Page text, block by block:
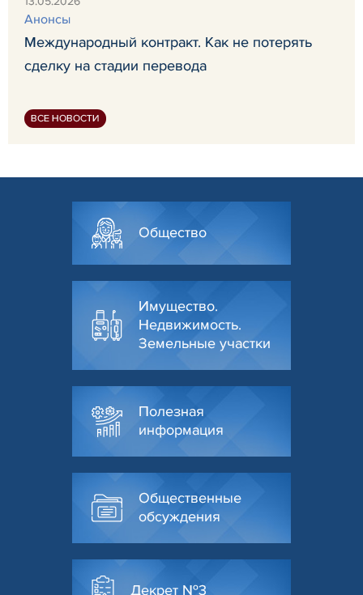
Анонсы
Международный контракт. Как не потерять
сделку на стадии перевода
ВСЕ НОВОСТИ
Общество
Имущество.
Недвижимость.
Земельные участки
Полезная
информация
Общественные
обсуждения
Декрет №3